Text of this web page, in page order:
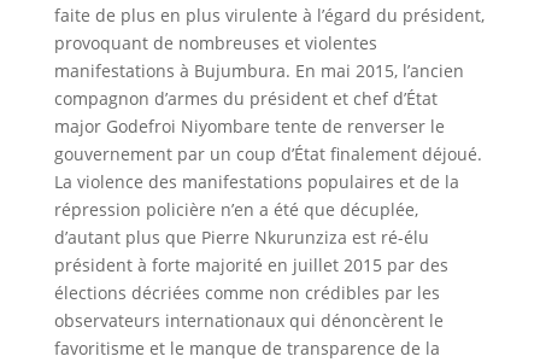
faite de plus en plus virulente à l’égard du président,
provoquant de nombreuses et violentes
manifestations à Bujumbura. En mai 2015, l’ancien
compagnon d’armes du président et chef d’État
major Godefroi Niyombare tente de renverser le
gouvernement par un coup d’État finalement déjoué.
La violence des manifestations populaires et de la
répression policière n’en a été que décuplée,
d’autant plus que Pierre Nkurunziza est ré-élu
président à forte majorité en juillet 2015 par des
élections décriées comme non crédibles par les
observateurs internationaux qui dénoncèrent le
favoritisme et le manque de transparence de la